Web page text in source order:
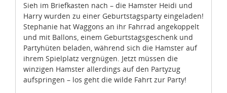
Sieh im Briefkasten nach – die Hamster Heidi und
Harry wurden zu einer Geburtstagsparty eingeladen!
Stephanie hat Waggons an ihr Fahrrad angekoppelt
und mit Ballons, einem Geburtstagsgeschenk und
Partyhüten beladen, während sich die Hamster auf
ihrem Spielplatz vergnügen. Jetzt müssen die
winzigen Hamster allerdings auf den Partyzug
aufspringen – los geht die wilde Fahrt zur Party!